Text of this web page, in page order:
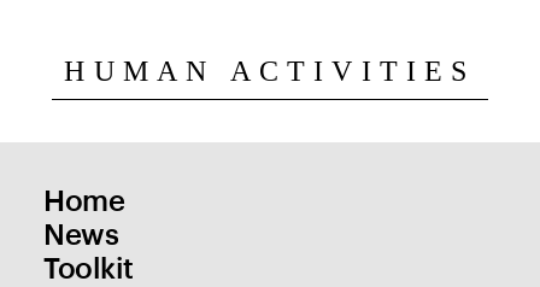
HUMAN ACTIVITIES
Home
News
Toolkit